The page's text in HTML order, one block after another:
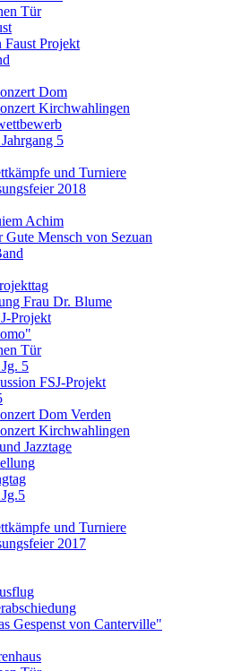
Tür
Faust Projekt
Dom
Kirchwahlingen
5
und Turniere
2018
Achim
Gute Mensch von Sezuan
Frau Dr. Blume
Projekt
Tür
5
FSJ-Projekt
Dom Verden
Kirchwahlingen
Jazztage
und Turniere
2017
Gespenst von Canterville"